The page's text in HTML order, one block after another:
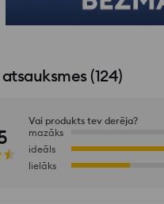
(124)
Vai produkts tev derēja?
mazāks
ideāls
lielāks